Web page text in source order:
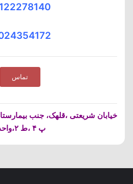
تماس
خیابان شریعتی ،قلهک، جنب
پ ۴ ،ط ۲،واحد ۳